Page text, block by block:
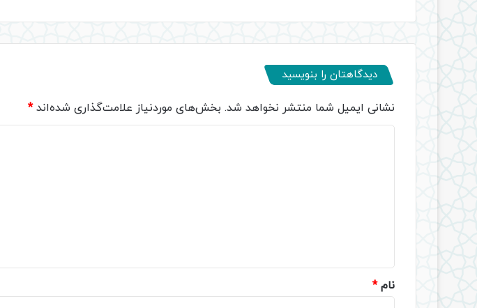
دیدگاهتان را بنویسید
نشانی ایمیل شما منتشر نخواهد شد. بخش‌های موردنیاز علامت‌گذاری شده‌اند*
نام*